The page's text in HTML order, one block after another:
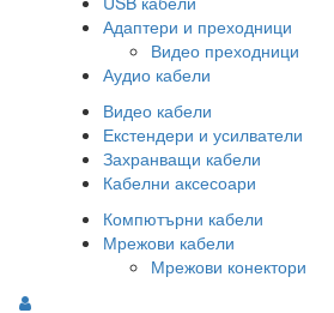
Адаптери и преходници
Видео преходници
Аудио кабели
Видео кабели
Екстендери и усилватели
Захранващи кабели
Кабелни аксесоари
Компютърни кабели
Мрежови кабели
Мрежови конектори